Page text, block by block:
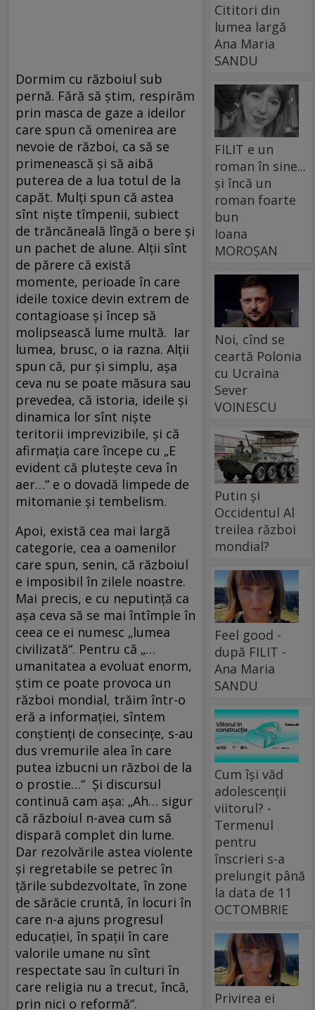
Dormim cu războiul sub
pernă. Fără să ştim, respirăm
prin masca de gaze a ideilor
care spun că omenirea are
nevoie de război, ca să se
primenească şi să aibă
puterea de a lua totul de la
capăt. Mulţi spun că astea
sînt nişte tîmpenii, subiect
de trăncăneală lîngă o bere şi
un pachet de alune. Alţii sînt
de părere că există
momente, perioade în care
ideile toxice devin extrem de
contagioase şi încep să
molipsească lume multă. Iar
lumea, brusc, o ia razna. Alţii
spun că, pur şi simplu, aşa
ceva nu se poate măsura sau
prevedea, că istoria, ideile şi
dinamica lor sînt nişte
teritorii imprevizibile, şi că
afirmaţia care începe cu „E
evident că pluteşte ceva în
aer…“ e o dovadă limpede de
mitomanie şi tembelism.
Apoi, există cea mai largă
categorie, cea a oamenilor
care spun, senin, că războiul
e imposibil în zilele noastre.
Mai precis, e cu neputinţă ca
aşa ceva să se mai întîmple în
ceea ce ei numesc „lumea
civilizată“. Pentru că „…
umanitatea a evoluat enorm,
ştim ce poate provoca un
război mondial, trăim într-o
eră a informaţiei, sîntem
conştienţi de consecinţe, s-au
dus vremurile alea în care
putea izbucni un război de la
o prostie…“ Şi discursul
continuă cam aşa: „Ah… sigur
că războiul n-avea cum să
dispară complet din lume.
Dar rezolvările astea violente
şi regretabile se petrec în
ţările subdezvoltate, în zone
de sărăcie cruntă, în locuri în
care n-a ajuns progresul
educaţiei, în spaţii în care
valorile umane nu sînt
respectate sau în culturi în
care religia nu a trecut, încă,
prin nici o reformă“.
Cititori din
lumea largă
Ana Maria
SANDU
FILIT e un
roman în sine...
și încă un
roman foarte
bun
Ioana
MOROȘAN
Noi, cînd se
ceartă Polonia
cu Ucraina
Sever
VOINESCU
Putin și
Occidentul Al
treilea război
mondial?
Feel good -
după FILIT -
Ana Maria
SANDU
Cum își văd
adolescenții
viitorul? -
Termenul
pentru
înscrieri s-a
prelungit până
la data de 11
OCTOMBRIE
Privirea ei